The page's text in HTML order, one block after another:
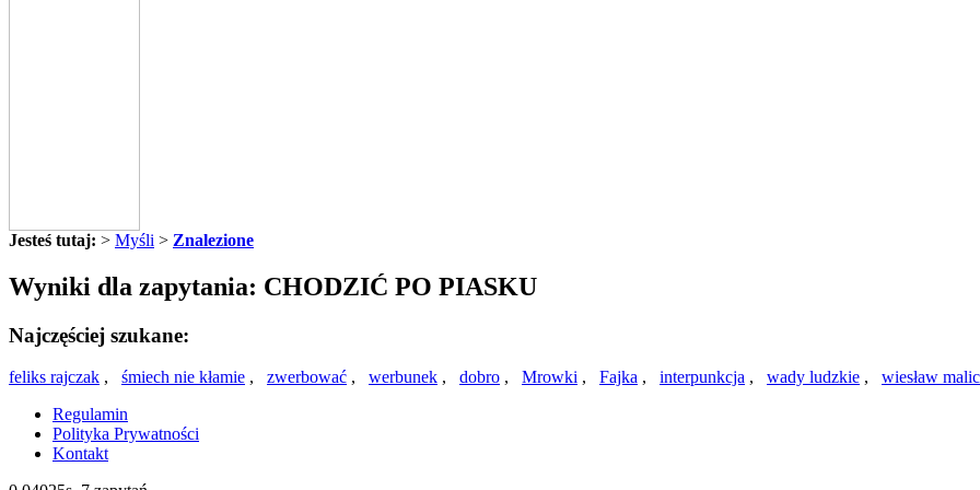
Jesteś tutaj: > Myśli > Znalezione
Wyniki dla zapytania: CHODZIĆ PO PIASKU
Najczęściej szukane:
feliks rajczak , śmiech nie kłamie , zwerbować , werbunek , dobro , Mrowki , Fajka , interpunkcja , wady ludzkie , wiesław
Regulamin
Polityka Prywatności
Kontakt